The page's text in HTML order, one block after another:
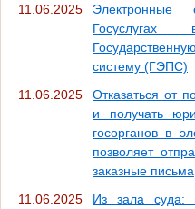
11.06.2025
Электронные
систему (ГЭПС)
11.06.2025
Отказаться от
и получать
госорганов в
позволяет
заказные
11.06.2025
Из зала суда: